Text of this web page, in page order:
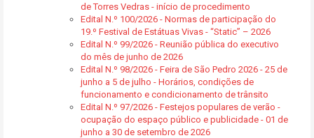
de Torres Vedras - início de procedimento
Edital N.º 100/2026 - Normas de participação do
19.º Festival de Estátuas Vivas - “Static” – 2026
Edital N.º 99/2026 - Reunião pública do executivo
do mês de junho de 2026
Edital N.º 98/2026 - Feira de São Pedro 2026 - 25 de
junho a 5 de julho - Horários, condições de
funcionamento e condicionamento de trânsito
Edital N.º 97/2026 - Festejos populares de verão -
ocupação do espaço público e publicidade - 01 de
junho a 30 de setembro de 2026